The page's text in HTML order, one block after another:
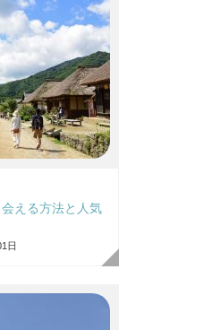
会える方法と人気
日